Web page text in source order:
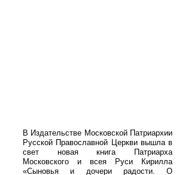
В Издательстве Московской Патриархии
Русской Православной Церкви вышла в
свет новая книга Патриарха
Московского и всея Руси Кирилла
«Сыновья и дочери радости. О